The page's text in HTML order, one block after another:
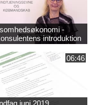
-
introduktion
06:46